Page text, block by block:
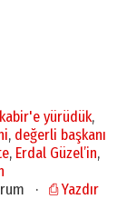
yürüdük,
, değerli başkanı
, Erdal Güzel’in,
· ⎙ Yazdır